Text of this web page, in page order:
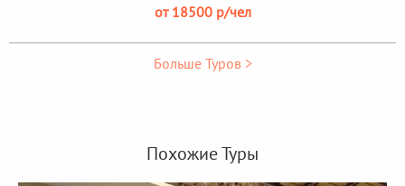
от 18500 р/чел
Больше Туров >
Похожие Туры